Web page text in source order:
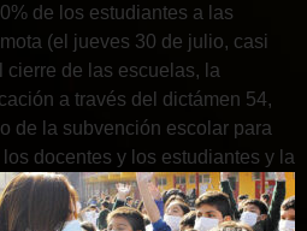
de los estudiantes a las
(el jueves 30 de julio, casi
cierre de las escuelas, la
a través del dictámen 54,
de la subvención escolar para
docentes y los estudiantes y la